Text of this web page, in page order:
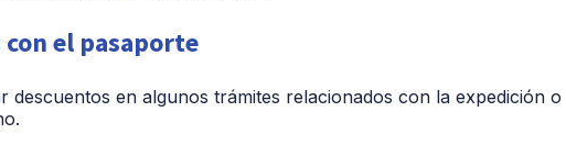
el pasaporte
descuentos en algunos trámites relacionados con la expedición o